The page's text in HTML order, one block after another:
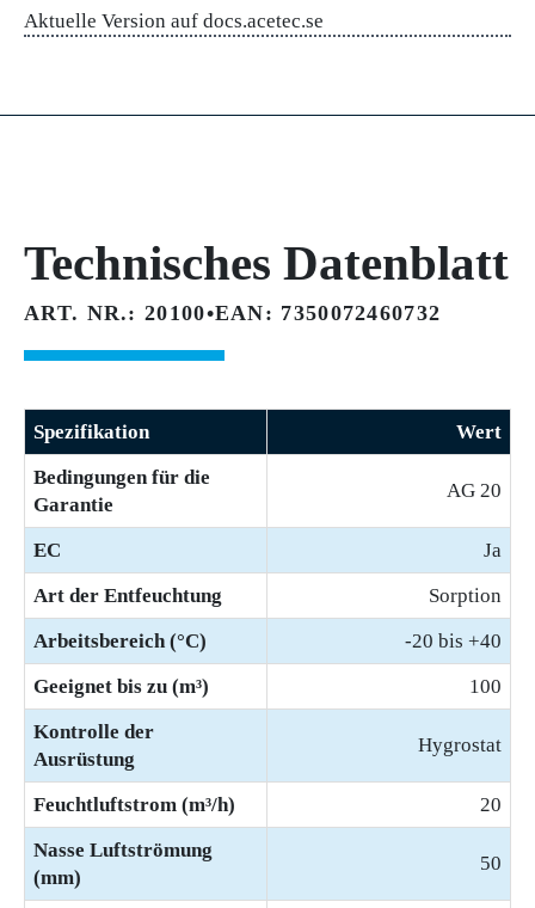
Aktuelle Version auf docs.acetec.se
Technisches Datenblatt
ART. NR.: 20100•EAN: 7350072460732
Spezifikation
Wert
Bedingungen für die
Garantie
AG 20
EC
Ja
Art der Entfeuchtung
Sorption
Arbeitsbereich (°C)
-20 bis +40
Geeignet bis zu (m³)
100
Kontrolle der
Ausrüstung
Hygrostat
Feuchtluftstrom (m³/h)
20
Nasse Luftströmung
(mm)
50